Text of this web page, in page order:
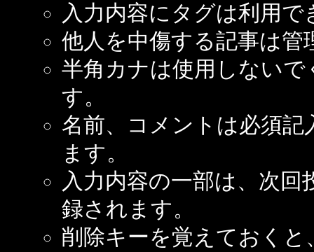
入力内容にタグは利用で
他人を中傷する記事は管
半角カナは使用しない
す。
名前、コメントは必須
ます。
入力内容の一部は、次
録されます。
削除キーを覚えておく